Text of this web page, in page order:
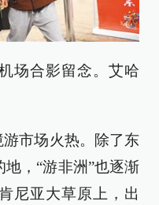
场合影留念。艾哈
游市场火热。除了东
，“游非洲”也逐渐
尼亚大草原上，出